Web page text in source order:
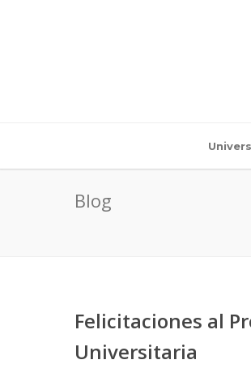
Blog
Felicitaciones al
Universitaria